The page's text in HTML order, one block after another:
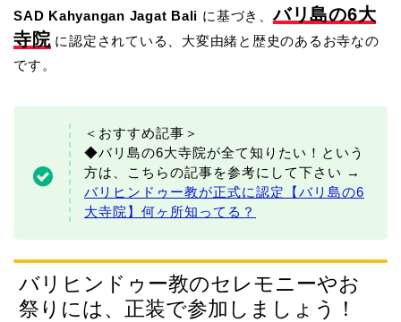
SAD Kahyangan Jagat Bali に基づき、バリ島の6大
寺院に認定されている、大変由緒と歴史のあるお寺なの
です。
＜おすすめ記事＞
◆バリ島の6大寺院が全て知りたい！という
方は、こちらの記事を参考にして下さい →
バリヒンドゥー教が正式に認定【バリ島の6
大寺院】何ヶ所知ってる？
バリヒンドゥー教のセレモニーやお
祭りには、正装で参加しましょう！